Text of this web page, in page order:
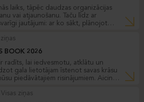
laiks, tāpēc daudzas organizācijas
vai atjaunošanu. Taču līdz ar
jautājumi: ar ko sākt, plānojot
iekārtošanas procesus? Kāpēc
BOOK 2026
radīts, lai iedvesmotu, atklātu un
gala lietotājam īstenot savas krāsu
piedāvātajiem risinājumiem. Aicinām
Visas ziņas